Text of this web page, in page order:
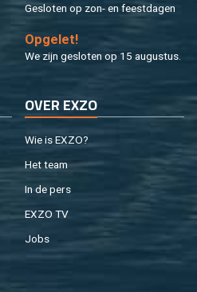
Ge­slo­ten op zon- en feest­da­gen
Op­ge­let!
We zijn ge­slo­ten op 15 au­gus­tus.
OVER EXZO
Wie is EXZO?
Het team
In de pers
EXZO TV
Jobs